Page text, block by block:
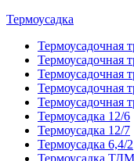
Термоусадка
Термоусадочная
Термоусадочная
Термоусадочная
Термоусадочная
Термоусадочная
Термоусадка 12/6
Термоусадка 12/7
Термоусадка 6,4/2
Термоусадка ТДМ